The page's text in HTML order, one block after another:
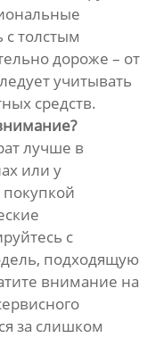
с толстым
дороже – от
учитывать
средств.
лучше в
или у
с
подходящую
внимание на
за слишком